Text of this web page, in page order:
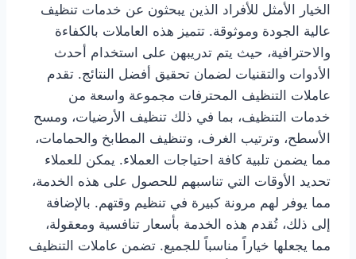
الخيار الأمثل للأفراد الذين يبحثون عن خدمات تنظيف
عالية الجودة وموثوقة. تتميز هذه العاملات بالكفاءة
والاحترافية، حيث يتم تدريبهن على استخدام أحدث
الأدوات والتقنيات لضمان تحقيق أفضل النتائج. تقدم
عاملات التنظيف المحترفات مجموعة واسعة من
خدمات التنظيف، بما في ذلك تنظيف الأرضيات، ومسح
الأسطح، وترتيب الغرف، وتنظيف المطابخ والحمامات،
مما يضمن تلبية كافة احتياجات العملاء. يمكن للعملاء
تحديد الأوقات التي تناسبهم للحصول على هذه الخدمة،
مما يوفر لهم مرونة كبيرة في تنظيم وقتهم. بالإضافة
إلى ذلك، تُقدم هذه الخدمة بأسعار تنافسية ومعقولة،
مما يجعلها خياراً مناسباً للجميع. تضمن عاملات التنظيف